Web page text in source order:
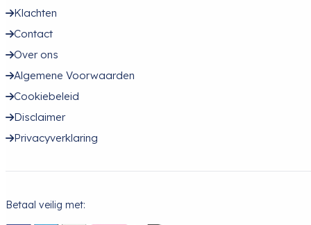
Klachten
Contact
Over ons
Algemene Voorwaarden
Cookiebeleid
Disclaimer
Privacyverklaring
Betaal veilig met: